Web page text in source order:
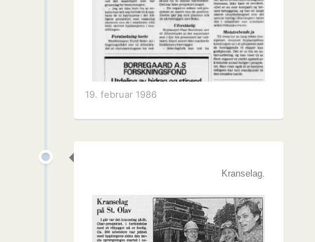
19. februar 1986
Kranselag.